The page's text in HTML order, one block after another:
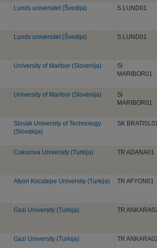
Lunds universitet (Švedija) S LUND01
Lunds universitet (Švedija) S LUND01
University of Maribor (Slovėnija)
Sl
MARIBOR01
University of Maribor (Slovėnija)
Sl
MARIBOR01
Slovak University of Technology
(Slovakija)
SK
Cukurova University (Turkija) TR ADANA01
Afyon Kocatepe University (Turkija) TR AFYON01
Gazi University (Turkija) TR
Gazi University (Turkija) TR